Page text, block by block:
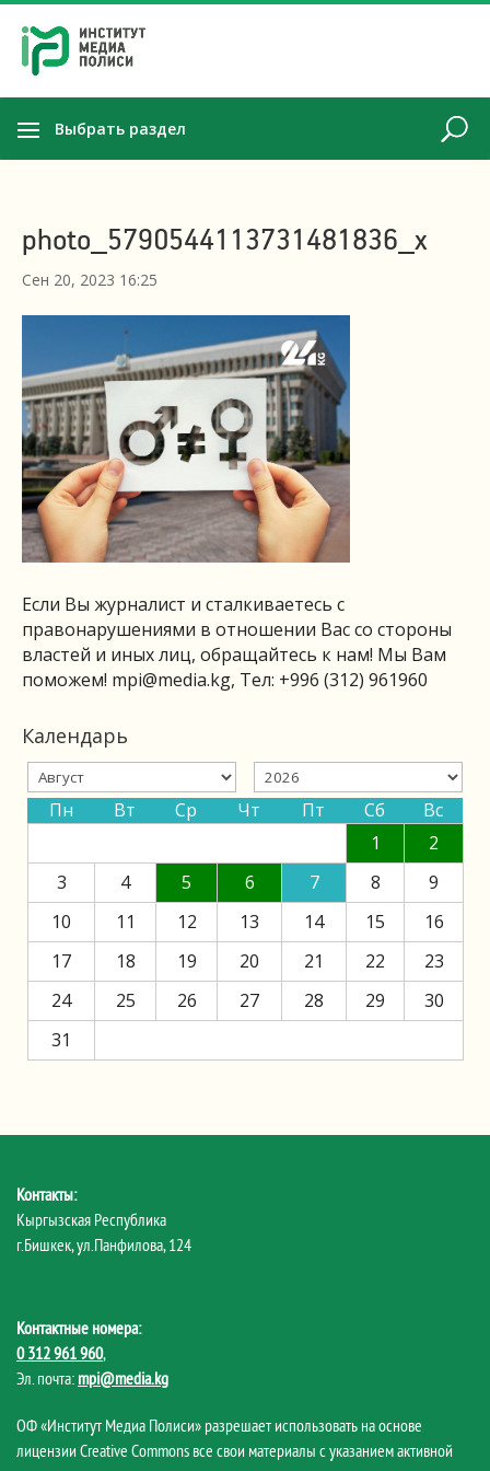
Выбрать раздел
photo_5790544113731481836_x
Сен 20, 2023 16:25
Если Вы журналист и сталкиваетесь с
правонарушениями в отношении Вас со стороны
властей и иных лиц, обращайтесь к нам! Мы Вам
поможем! mpi@media.kg, Тел: +996 (312) 961960
Календарь
Пн Вт Ср Чт Пт Сб
Вс
1
2
3
4 5 6 7 8
9
10
11 12 13 14 15
16
17
18 19 20 21 22
23
24
25 26 27 28 29
30
31
Контакты:
Кыргызская Республика
г.Бишкек, ул.Панфилова, 124
Контактные номера:
0 312 961 960,
Эл. почта: mpi@media.kg
ОФ «Институт Медиа Полиси» разрешает использовать на основе
лицензии Creative Commons все свои материалы с указанием активной